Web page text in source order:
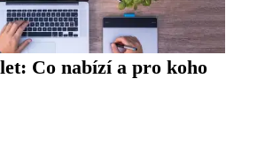
Co nabízí a pro koho